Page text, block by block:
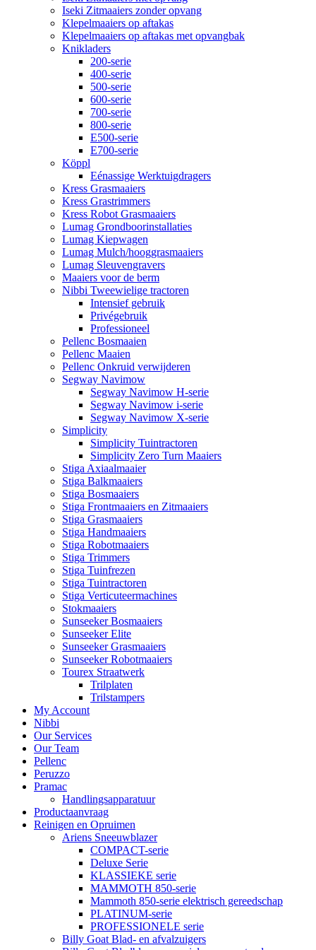
Iseki Zitmaaiers zonder opvang
Klepelmaaiers op aftakas
Klepelmaaiers op aftakas met opvangbak
Knikladers
200-serie
400-serie
500-serie
600-serie
700-serie
800-serie
E500-serie
E700-serie
Köppl
Eénassige Werktuigdragers
Kress Grasmaaiers
Kress Grastrimmers
Kress Robot Grasmaaiers
Lumag Grondboorinstallaties
Lumag Kiepwagen
Lumag Mulch/hooggrasmaaiers
Lumag Sleuvengravers
Maaiers voor de berm
Nibbi Tweewielige tractoren
Intensief gebruik
Privégebruik
Professioneel
Pellenc Bosmaaien
Pellenc Maaien
Pellenc Onkruid verwijderen
Segway Navimow
Segway Navimow H-serie
Segway Navimow i-serie
Segway Navimow X-serie
Simplicity
Simplicity Tuintractoren
Simplicity Zero Turn Maaiers
Stiga Axiaalmaaier
Stiga Balkmaaiers
Stiga Bosmaaiers
Stiga Frontmaaiers en Zitmaaiers
Stiga Grasmaaiers
Stiga Handmaaiers
Stiga Robotmaaiers
Stiga Trimmers
Stiga Tuinfrezen
Stiga Tuintractoren
Stiga Verticuteermachines
Stokmaaiers
Sunseeker Bosmaaiers
Sunseeker Elite
Sunseeker Grasmaaiers
Sunseeker Robotmaaiers
Tourex Straatwerk
Trilplaten
Trilstampers
My Account
Nibbi
Our Services
Our Team
Pellenc
Peruzzo
Pramac
Handlingsapparatuur
Productaanvraag
Reinigen en Opruimen
Ariens Sneeuwblazer
COMPACT-serie
Deluxe Serie
KLASSIEKE serie
MAMMOTH 850-serie
Mammoth 850-serie elektrisch gereedschap
PLATINUM-serie
PROFESSIONELE serie
Billy Goat Blad- en afvalzuigers